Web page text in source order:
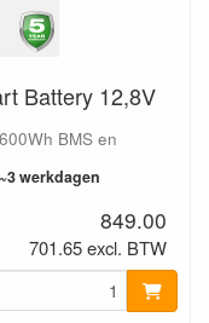
Battery 12,8V
BMS en
werkdagen
849.00
701.65 excl. BTW